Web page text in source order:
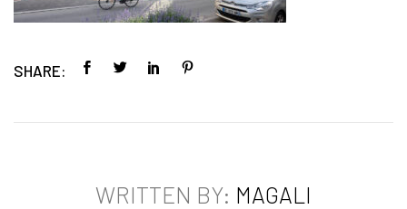
SHARE:
WRITTEN BY: MAGALI